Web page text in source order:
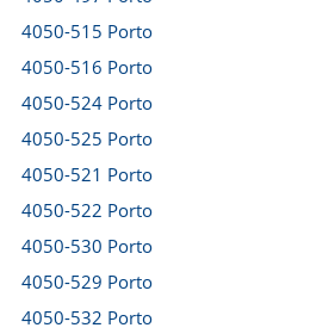
4050-515 Porto
4050-516 Porto
4050-524 Porto
4050-525 Porto
4050-521 Porto
4050-522 Porto
4050-530 Porto
4050-529 Porto
4050-532 Porto